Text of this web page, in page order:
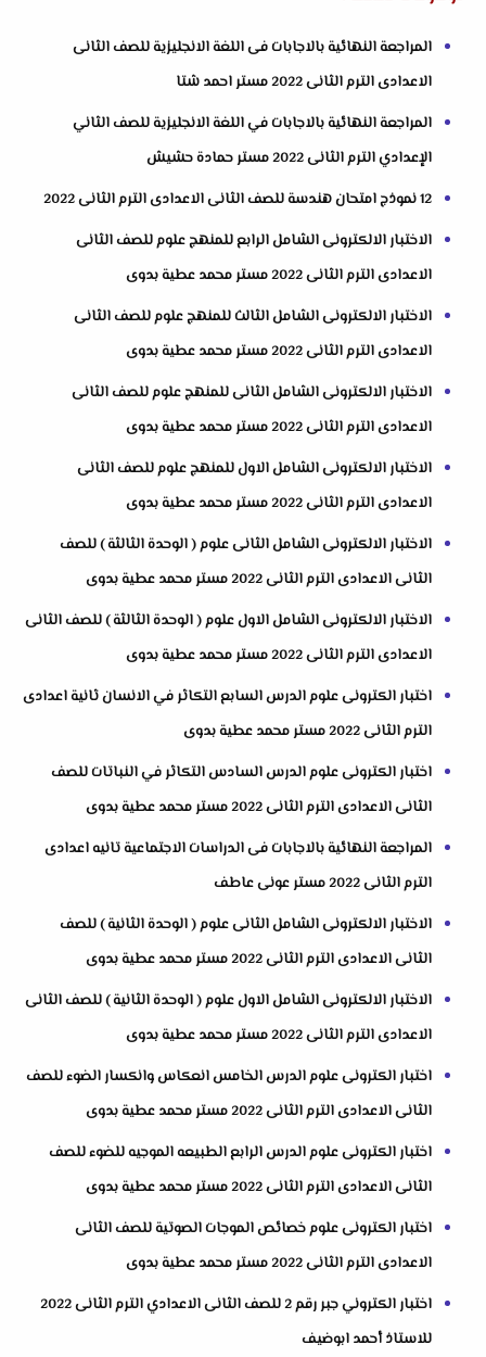
المراجعة النهائية بالاجابات فى اللغة الانجليزية للصف الثانى
الاعدادى الترم الثانى 2022 مستر احمد شتا
المراجعة النهائية بالاجابات في اللغة الانجليزية للصف الثاني
الإعدادي الترم الثانى 2022 مستر حمادة حشيش
12 نموذج امتحان هندسة للصف الثانى الاعدادى الترم الثانى 2022
الاختبار الالكترونى الشامل الرابع للمنهج علوم للصف الثانى
الاعدادى الترم الثانى 2022 مستر محمد عطية بدوى
الاختبار الالكترونى الشامل الثالث للمنهج علوم للصف الثانى
الاعدادى الترم الثانى 2022 مستر محمد عطية بدوى
الاختبار الالكترونى الشامل الثانى للمنهج علوم للصف الثانى
الاعدادى الترم الثانى 2022 مستر محمد عطية بدوى
الاختبار الالكترونى الشامل الاول للمنهج علوم للصف الثانى
الاعدادى الترم الثانى 2022 مستر محمد عطية بدوى
الاختبار الالكترونى الشامل الثانى علوم ( الوحدة الثالثة ) للصف
الثانى الاعدادى الترم الثانى 2022 مستر محمد عطية بدوى
الاختبار الالكترونى الشامل الاول علوم ( الوحدة الثالثة ) للصف الثانى
الاعدادى الترم الثانى 2022 مستر محمد عطية بدوى
اختبار الكترونى علوم الدرس السابع التكاثر في الانسان ثانية اعدادى
الترم الثانى 2022 مستر محمد عطية بدوى
اختبار الكترونى علوم الدرس السادس التكاثر في النباتات للصف
الثانى الاعدادى الترم الثانى 2022 مستر محمد عطية بدوى
المراجعة النهائية بالاجابات فى الدراسات الاجتماعية تانيه اعدادى
الترم الثانى 2022 مستر عونى عاطف
الاختبار الالكترونى الشامل الثانى علوم ( الوحدة الثانية ) للصف
الثانى الاعدادى الترم الثانى 2022 مستر محمد عطية بدوى
الاختبار الالكترونى الشامل الاول علوم ( الوحدة الثانية ) للصف الثانى
الاعدادى الترم الثانى 2022 مستر محمد عطية بدوى
اختبار الكترونى علوم الدرس الخامس انعكاس وانكسار الضوء للصف
الثانى الاعدادى الترم الثانى 2022 مستر محمد عطية بدوى
اختبار الكترونى علوم الدرس الرابع الطبيعه الموجيه للضوء للصف
الثانى الاعدادى الترم الثانى 2022 مستر محمد عطية بدوى
اختبار الكترونى علوم خصائص الموجات الصوتية للصف الثانى
الاعدادى الترم الثانى 2022 مستر محمد عطية بدوى
اختبار الكتروني جبر رقم 2 للصف الثانى الاعدادي الترم الثانى 2022
للاستاذ أحمد ابوضيف